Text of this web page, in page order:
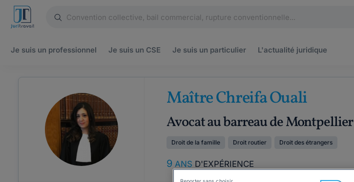
Je suis un professionnel Je suis un CSE Je suis un particulier L'actualité juridique
Maître Chreifa Ouali
Avocat au barreau de Montpellier
Droit de la famille Droit routier Droit des étrangers
9 ANS D'EXPÉRIENCE